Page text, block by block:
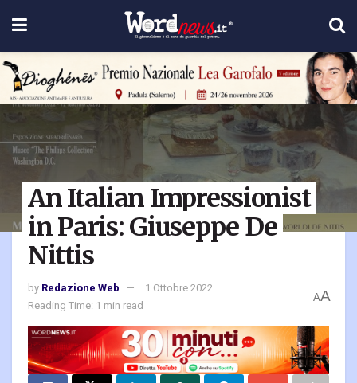
An Italian Impressionist
in Paris: Giuseppe De
Nittis
by Redazione Web
1 Ottobre 2022
Reading Time: 1 min read
AA